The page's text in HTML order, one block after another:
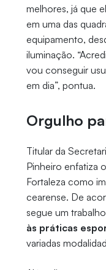
melhores, já que
em uma das
equipamento,
iluminação.
vou conseguir
em dia”, pontua.
Orgulho
Titular da
Pinheiro enfatiza
Fortaleza como
cearense. De
segue um
às práticas
variadas